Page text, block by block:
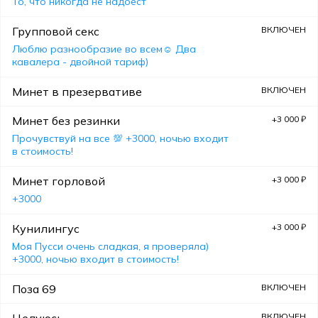
Групповой секс ВКЛЮЧЕН
Люблю разнообразие во всем☺️ Два
кавалера - двойной тариф)
Минет в презервативе ВКЛЮЧЕН
Минет без резинки +3 000 ₽
Прочувствуй на все 💯 +3000, ночью входит
в стоимость!
Минет горловой +3 000 ₽
+3000
Кунилингус +3 000 ₽
Моя Пусси очень сладкая, я проверяла)
+3000, ночью входит в стоимость!
Поза 69 ВКЛЮЧЕН